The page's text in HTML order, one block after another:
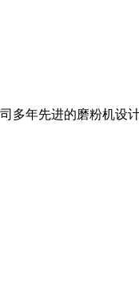
多年先进的磨粉机设